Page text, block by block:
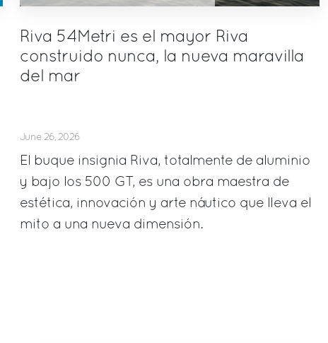
Riva 54Metri es el mayor Riva
construido nunca, la nueva maravilla
del mar
June 26, 2026
El buque insignia Riva, totalmente de aluminio
y bajo los 500 GT, es una obra maestra de
estética, innovación y arte náutico que lleva el
mito a una nueva dimensión.